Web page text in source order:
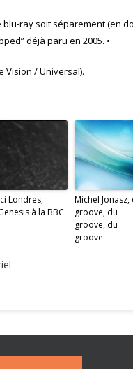
ray soit séparement (en
déjà paru en 2005. •
Vision / Universal).
Londres,
à la BBC
Michel Jonasz,
groove, du
groove, du
groove